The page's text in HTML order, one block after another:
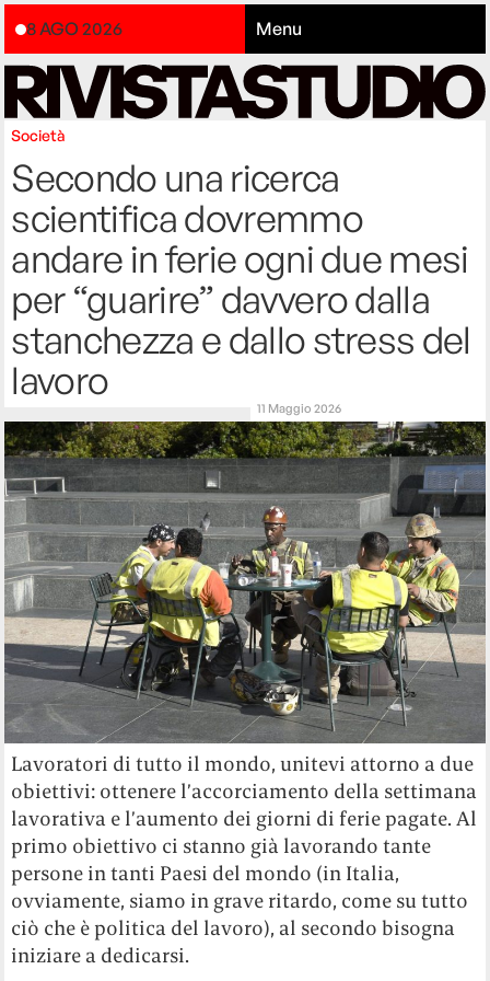
8 AGO 2026 Menu
Società
Secondo una ricerca
scientifica dovremmo
andare in ferie ogni due mesi
per “guarire” davvero dalla
stanchezza e dallo stress del
lavoro
11 Maggio 2026
Lavoratori di tutto il mondo, unitevi attorno a due
obiettivi: ottenere l’accorciamento della settimana
lavorativa e l’aumento dei giorni di ferie pagate. Al
primo obiettivo ci stanno già lavorando tante
persone in tanti Paesi del mondo (in Italia,
ovviamente, siamo in grave ritardo, come su tutto
ciò che è politica del lavoro), al secondo bisogna
iniziare a dedicarsi.